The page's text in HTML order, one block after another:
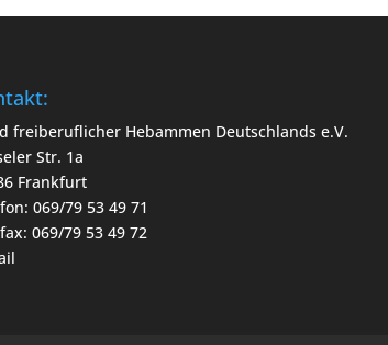
freiberuflicher Hebammen Deutschlands e.V.
Str. 1a
Frankfurt
069/79 53 49 71
069/79 53 49 72